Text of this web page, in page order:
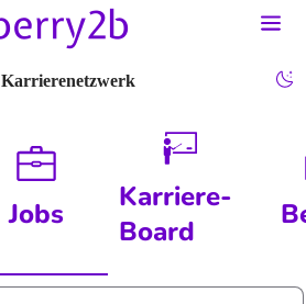
Karrierenetzwerk
Jobs
Karriere-
Board